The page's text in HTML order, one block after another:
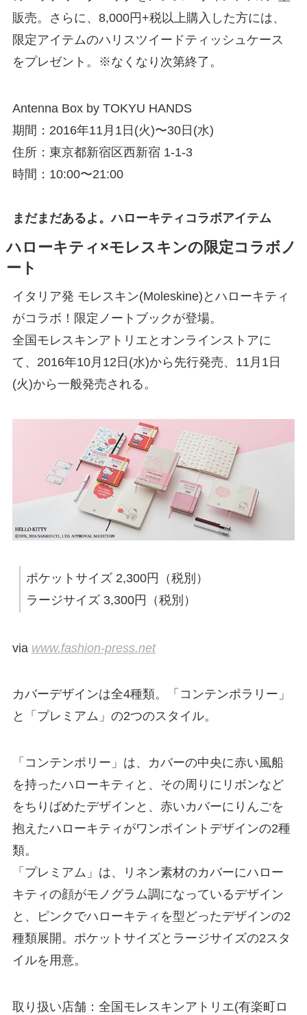
販売。さらに、8,000円+税以上購入した方には、
限定アイテムのハリスツイードティッシュケース
をプレゼント。※なくなり次第終了。
Antenna Box by TOKYU HANDS
期間：2016年11月1日(火)〜30日(水)
住所：東京都新宿区西新宿 1-1-3
時間：10:00〜21:00
まだまだあるよ。ハローキティコラボアイテム
ハローキティ×モレスキンの限定コラボノ
ート
イタリア発 モレスキン(Moleskine)とハローキティ
がコラボ！限定ノートブックが登場。
全国モレスキンアトリエとオンラインストアに
て、2016年10月12日(水)から先行発売、11月1日
(火)から一般発売される。
ポケットサイズ 2,300円（税別）
ラージサイズ 3,300円（税別）
via www.fashion-press.net
カバーデザインは全4種類。「コンテンポラリー」
と「プレミアム」の2つのスタイル。
「コンテンポリー」は、カバーの中央に赤い風船
を持ったハローキティと、その周りにリボンなど
をちりばめたデザインと、赤いカバーにりんごを
抱えたハローキティがワンポイントデザインの2種
類。
「プレミアム」は、リネン素材のカバーにハロー
キティの顔がモノグラム調になっているデザイン
と、ピンクでハローキティを型どったデザインの2
種類展開。ポケットサイズとラージサイズの2スタ
イルを用意。
取り扱い店舗：全国モレスキンアトリエ(有楽町ロ